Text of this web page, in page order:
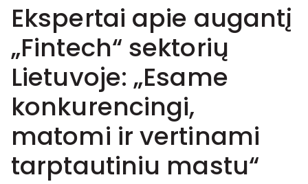
Ekspertai apie augantį
„Fintech“ sektorių
Lietuvoje: „Esame
konkurencingi,
matomi ir vertinami
tarptautiniu mastu“